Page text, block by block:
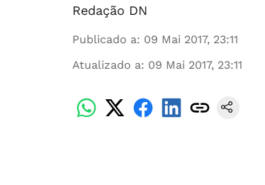
Redação DN
Publicado a: 09 Mai 2017, 23:11
Atualizado a: 09 Mai 2017, 23:11